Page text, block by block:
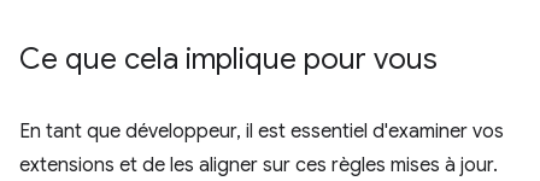
Ce que cela implique pour vous
En tant que développeur, il est essentiel d'examiner vos
extensions et de les aligner sur ces règles mises à jour.